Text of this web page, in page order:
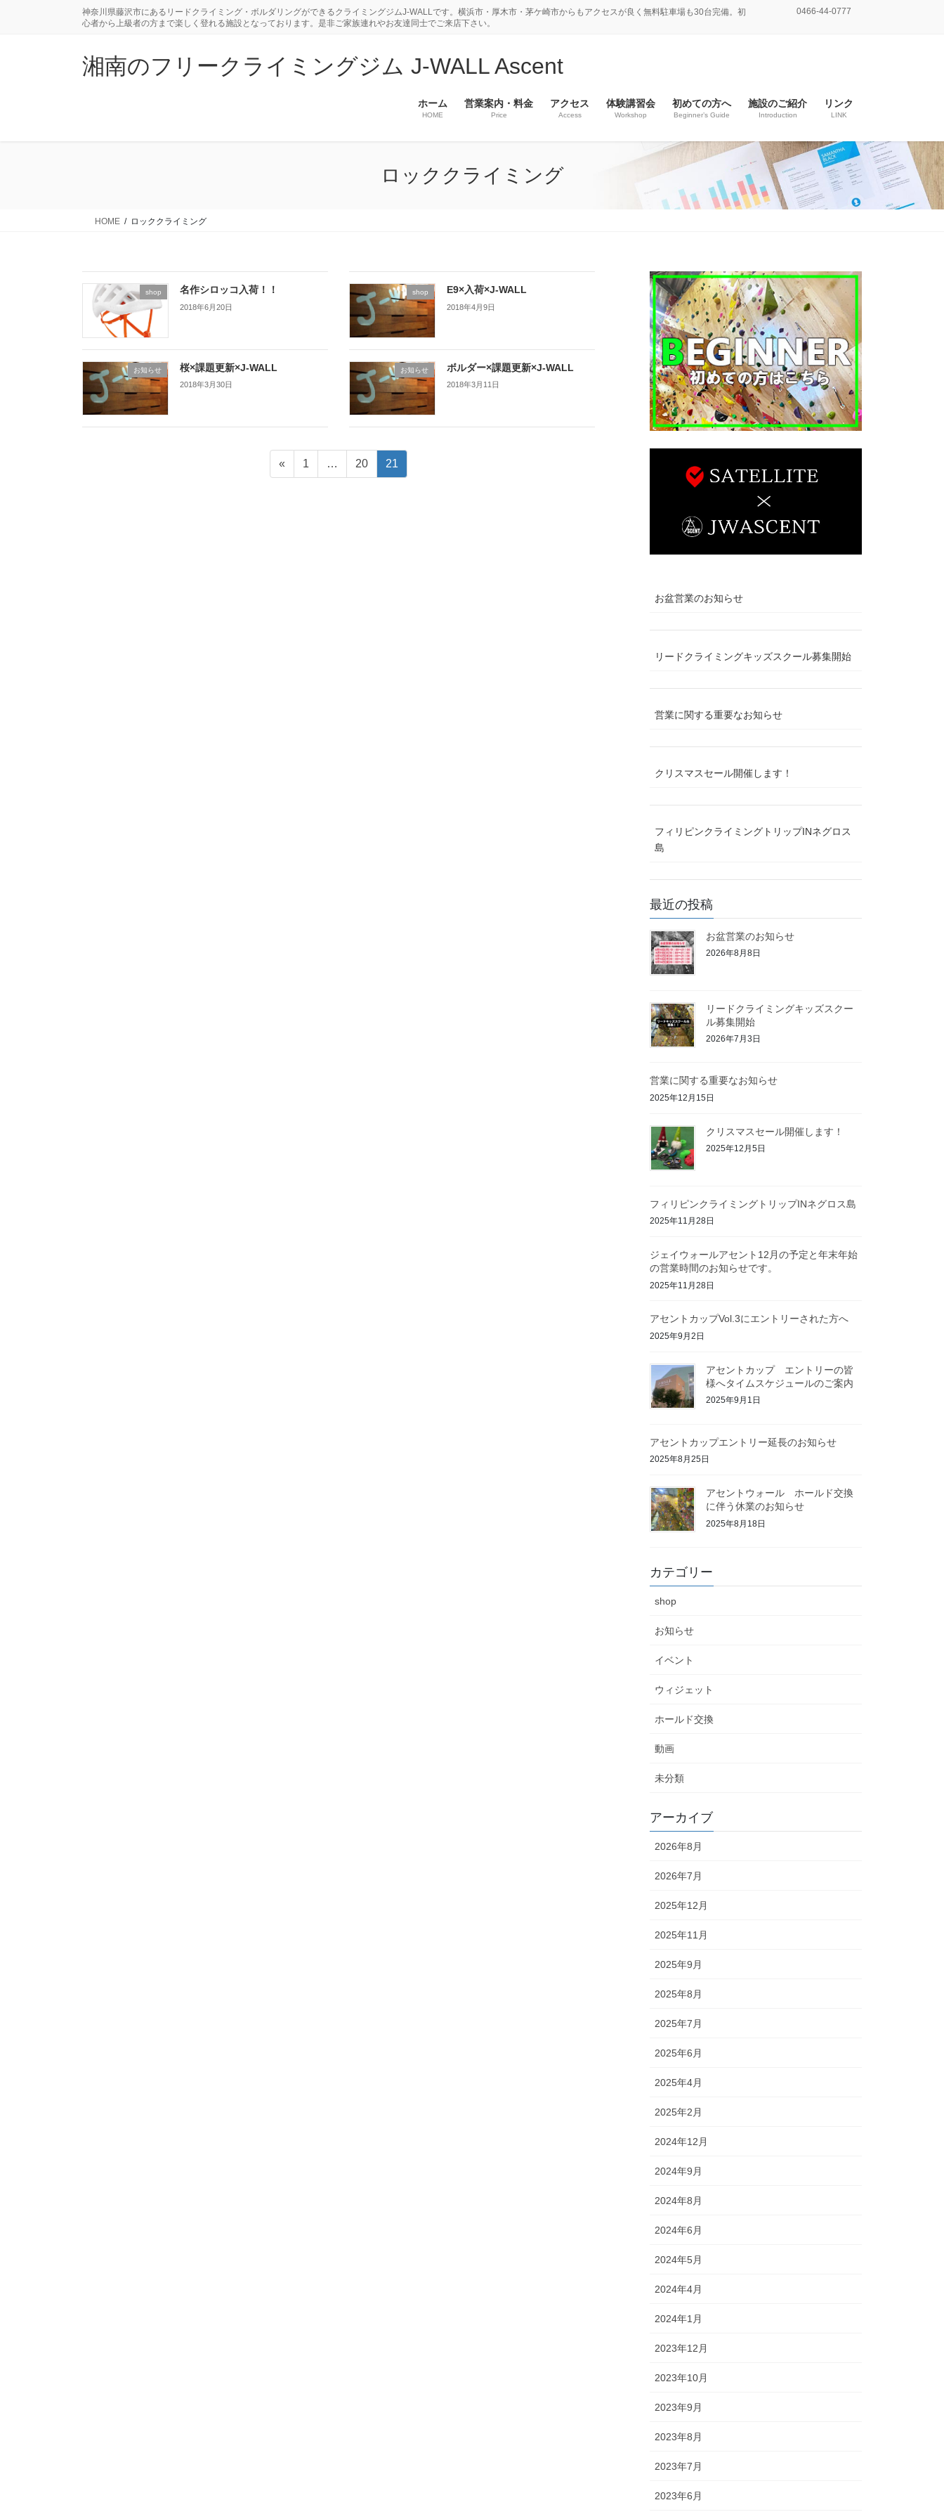
神奈川県藤沢市にあるリードクライミング・ボルダリングができるクライミングジムJ-WALLです。横浜市・厚木市・茅ケ崎市からもアクセスが良く無料駐車場も30台完備。初
心者から上級者の方まで楽しく登れる施設となっております。是非ご家族連れやお友達同士でご来店下さい。
0466-44-0777
湘南のフリークライミングジム J-WALL Ascent
ホーム
HOME
営業案内・料金
Price
アクセス
Access
体験講習会
Workshop
初めての方へ
Beginner’s Guide
施設のご紹介
Introduction
リンク
LINK
ロッククライミング
HOME ロッククライミング
shop 名作シロッコ入荷！！
2018年6月20日
shop E9×入荷×J-WALL
2018年4月9日
お知らせ 桜×課題更新×J-WALL
2018年3月30日
お知らせ ボルダー×課題更新×J-WALL
2018年3月11日
«
ペ
ー
1 …
ペ
ー
20
ペ
ー
21
お盆営業のお知らせ
リードクライミングキッズスクール募集開始
営業に関する重要なお知らせ
クリスマスセール開催します！
フィリピンクライミングトリップINネグロス
島
最近の投稿
お盆営業のお知らせ
2026年8月8日
リードクライミングキッズスクー
ル募集開始
2026年7月3日
営業に関する重要なお知らせ
2025年12月15日
クリスマスセール開催します！
2025年12月5日
フィリピンクライミングトリップINネグロス島
2025年11月28日
ジェイウォールアセント12月の予定と年末年始
の営業時間のお知らせです。
2025年11月28日
アセントカップVol.3にエントリーされた方へ
2025年9月2日
アセントカップ エントリーの皆
様へタイムスケジュールのご案内
2025年9月1日
アセントカップエントリー延長のお知らせ
2025年8月25日
アセントウォール ホールド交換
に伴う休業のお知らせ
2025年8月18日
カテゴリー
shop
お知らせ
イベント
ウィジェット
ホールド交換
動画
未分類
アーカイブ
2026年8月
2026年7月
2025年12月
2025年11月
2025年9月
2025年8月
2025年7月
2025年6月
2025年4月
2025年2月
2024年12月
2024年9月
2024年8月
2024年6月
2024年5月
2024年4月
2024年1月
2023年12月
2023年10月
2023年9月
2023年8月
2023年7月
2023年6月